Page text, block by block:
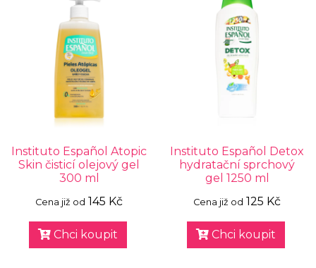
Instituto Español Atopic
Skin čisticí olejový gel
300 ml
Cena již od 145 Kč
Chci koupit
Instituto Español Detox
hydratační sprchový
gel 1250 ml
Cena již od 125 Kč
Chci koupit